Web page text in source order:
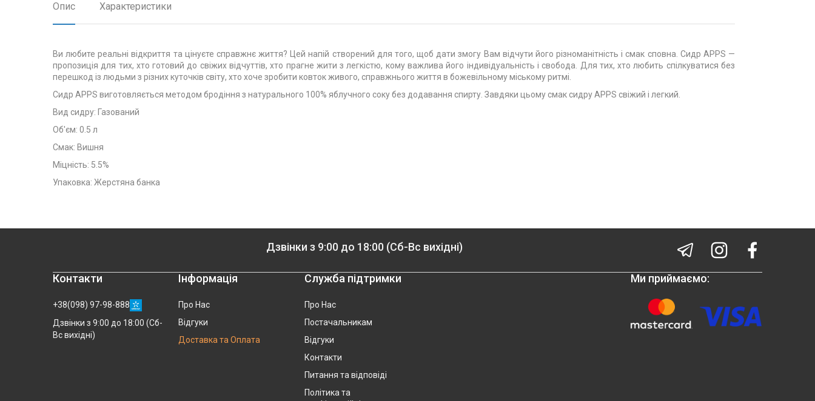
Опис Характеристики
Ви любите реальні відкриття та цінуєте справжнє життя? Цей напій створений для того, щоб дати змогу Вам відчути його різноманітність і смак сповна. Сидр APPS —
пропозиція для тих, хто готовий до свіжих відчуттів, хто прагне жити з легкістю, кому важлива його індивідуальність і свобода. Для тих, хто любить спілкуватися без
перешкод із людьми з різних куточків світу, хто хоче зробити ковток живого, справжнього життя в божевільному міському ритмі.
Сидр APPS виготовляється методом бродіння з натурального 100% яблучного соку без додавання спирту. Завдяки цьому смак сидру APPS свіжий і легкий.
Вид сидру: Газований
Об'єм: 0.5 л
Смак: Вишня
Міцність: 5.5%
Упаковка: Жерстяна банка
Дзвінки з 9:00 до 18:00 (Сб-Вс вихідні)
Контакти
+38(098) 97-98-888
Дзвінки з 9:00 до 18:00 (Сб-
Вс вихідні)
Інформація
Про Нас
Відгуки
Доставка та Оплата
Служба підтримки
Про Нас
Постачальникам
Відгуки
Контакти
Питання та відповіді
Політика та
Ми приймаємо: